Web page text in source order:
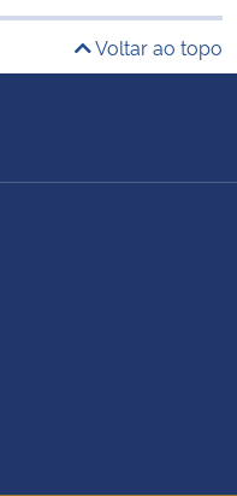
Voltar ao topo